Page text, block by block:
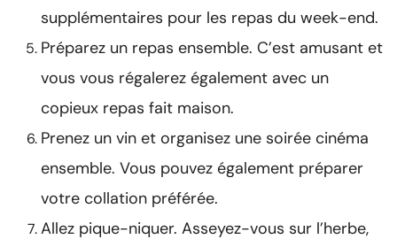
supplémentaires pour les repas du week-end.
Préparez un repas ensemble. C’est amusant et
vous vous régalerez également avec un
copieux repas fait maison.
Prenez un vin et organisez une soirée cinéma
ensemble. Vous pouvez également préparer
votre collation préférée.
Allez pique-niquer. Asseyez-vous sur l’herbe,